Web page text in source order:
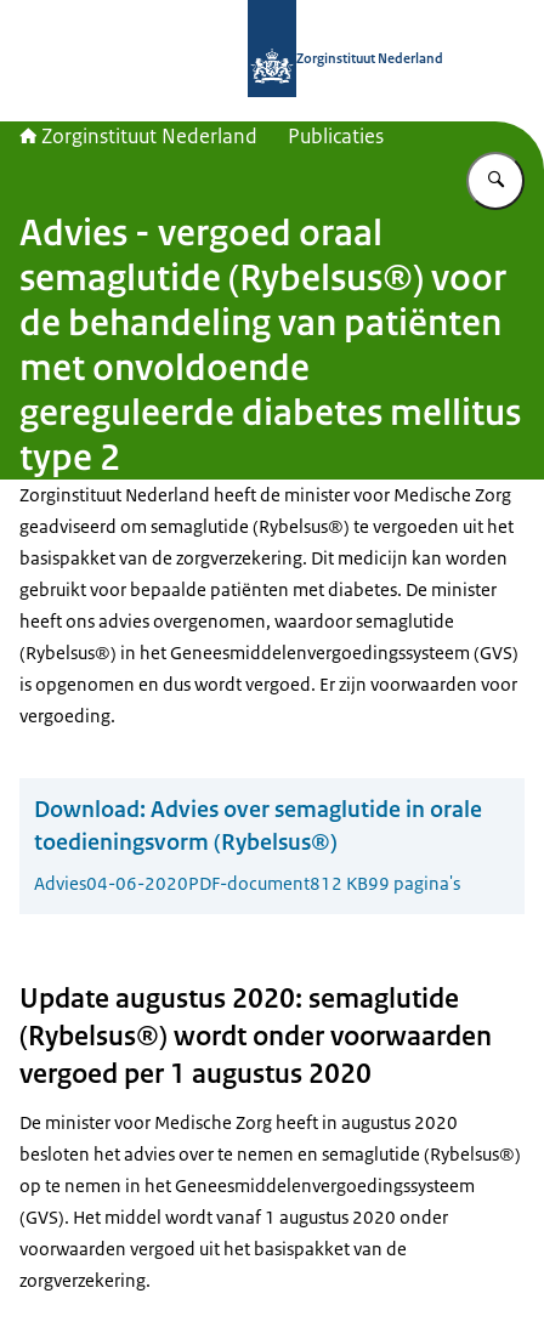
Zorginstituut Nederland
Zorginstituut Nederland Publicaties
Advies - vergoed oraal
semaglutide (Rybelsus®) voor
de behandeling van patiënten
met onvoldoende
gereguleerde diabetes mellitus
type 2
Zorginstituut Nederland heeft de minister voor Medische Zorg
geadviseerd om semaglutide (Rybelsus®) te vergoeden uit het
basispakket van de zorgverzekering. Dit medicijn kan worden
gebruikt voor bepaalde patiënten met diabetes. De minister
heeft ons advies overgenomen, waardoor semaglutide
(Rybelsus®) in het Geneesmiddelenvergoedingssysteem (GVS)
is opgenomen en dus wordt vergoed. Er zijn voorwaarden voor
vergoeding.
Download: Advies over semaglutide in orale
toedieningsvorm (Rybelsus®)
Advies04-06-2020PDF-document812 KB99 pagina's
Update augustus 2020: semaglutide
(Rybelsus®) wordt onder voorwaarden
vergoed per 1 augustus 2020
De minister voor Medische Zorg heeft in augustus 2020
besloten het advies over te nemen en semaglutide (Rybelsus®)
op te nemen in het Geneesmiddelenvergoedingssysteem
(GVS). Het middel wordt vanaf 1 augustus 2020 onder
voorwaarden vergoed uit het basispakket van de
zorgverzekering.